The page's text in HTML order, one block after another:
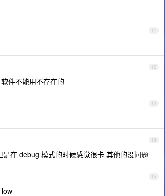
11
12
件不能用不存在的
13
14
在 debug 模式的时候感觉很卡 其他的没问题
15
low